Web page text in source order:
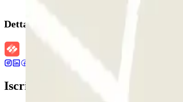
Dettagli della prenotazione
Iscriviti alla nostra Newsletter e